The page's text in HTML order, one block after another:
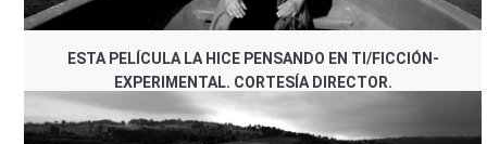
ESTA PELÍCULA LA HICE PENSANDO EN TI/FICCIÓN-
EXPERIMENTAL. CORTESÍA DIRECTOR.